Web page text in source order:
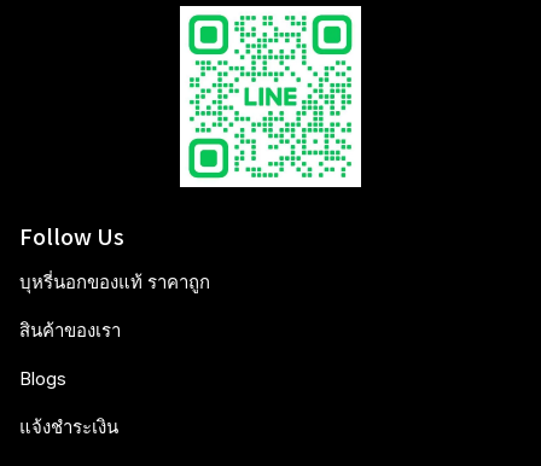
Follow Us
บุหรี่นอกของแท้ ราคาถูก
สินค้าของเรา
Blogs
แจ้งชำระเงิน